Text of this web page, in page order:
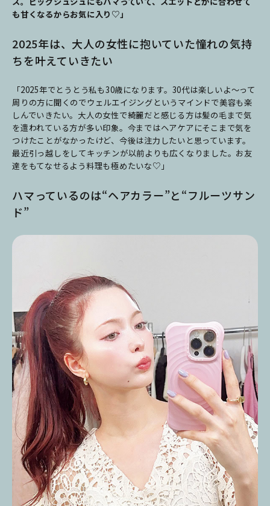
も甘くなるからお気に入り♡」
2025年は、大人の女性に抱いていた憧れの気持
ちを叶えていきたい
「2025年でとうとう私も30歳になります。30代は楽しいよ～って
周りの方に聞くのでウェルエイジングというマインドで美容も楽
しんでいきたい。大人の女性で綺麗だと感じる方は髪の毛まで気
を遣われている方が多い印象。今まではヘアケアにそこまで気を
つけたことがなかったけど、今後は注力したいと思っています。
最近引っ越しをしてキッチンが以前よりも広くなりました。お友
達をもてなせるよう料理も極めたいな♡」
ハマっているのは“ヘアカラー”と“フルーツサン
ド”